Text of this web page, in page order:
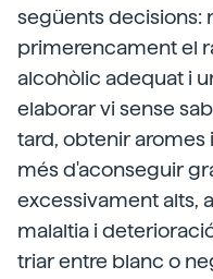
següents decisions:
primerencament el
alcohòlic adequat i
elaborar vi sense
tard, obtenir aromes
més d'aconseguir
excessivament alts,
malaltia i
triar entre blanc o